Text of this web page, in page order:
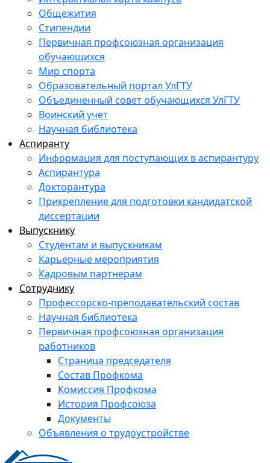
Общежития
Стипендии
Первичная профсоюзная организация
обучающихся
Мир спорта
Образовательный портал УлГТУ
Объединенный совет обучающихся УлГТУ
Воинский учет
Научная библиотека
Аспиранту
Информация для поступающих в аспирантуру
Аспирантура
Докторантура
Прикрепление для подготовки кандидатской
диссертации
Выпускнику
Студентам и выпускникам
Карьерные мероприятия
Кадровым партнерам
Сотруднику
Профессорско-преподавательский состав
Научная библиотека
Первичная профсоюзная организация
работников
Страница председателя
Состав Профкома
Комиссия Профкома
История Профсоюза
Документы
Объявления о трудоустройстве